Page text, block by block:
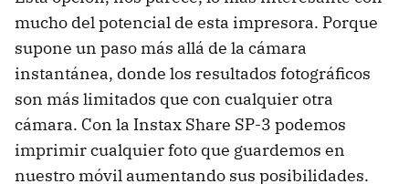
mucho del potencial de esta impresora. Porque
supone un paso más allá de la cámara
instantánea, donde los resultados fotográficos
son más limitados que con cualquier otra
cámara. Con la Instax Share SP-3 podemos
imprimir cualquier foto que guardemos en
nuestro móvil aumentando sus posibilidades.